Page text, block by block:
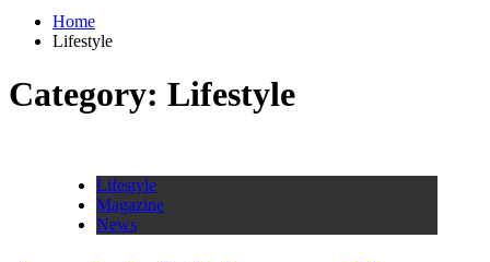
Home
Lifestyle
Category: Lifestyle
Lifestyle
Magazine
News